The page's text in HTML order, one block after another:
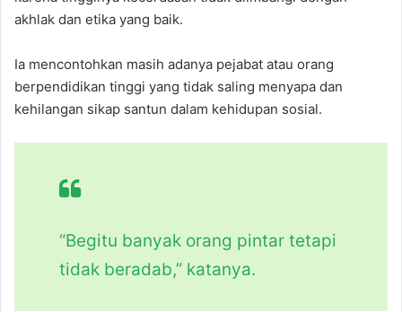
akhlak dan etika yang baik.
Ia mencontohkan masih adanya pejabat atau orang
berpendidikan tinggi yang tidak saling menyapa dan
kehilangan sikap santun dalam kehidupan sosial.
“Begitu banyak orang pintar tetapi
tidak beradab,” katanya.